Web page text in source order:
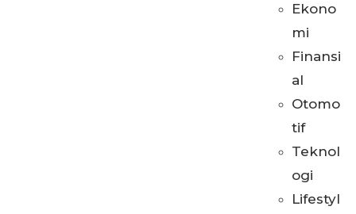
Ekono
mi
Finansi
al
Otomo
tif
Teknol
ogi
Lifestyl